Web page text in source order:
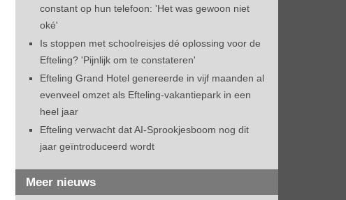
constant op hun telefoon: 'Het was gewoon niet
oké'
Is stoppen met schoolreisjes dé oplossing voor de
Efteling? 'Pijnlijk om te constateren'
Efteling Grand Hotel genereerde in vijf maanden al
evenveel omzet als Efteling-vakantiepark in een
heel jaar
Efteling verwacht dat AI-Sprookjesboom nog dit
jaar geïntroduceerd wordt
Meer nieuws